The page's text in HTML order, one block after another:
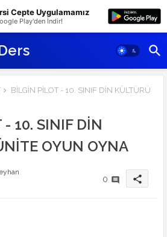
BİLGİN PİLOT - 10. SINIF DİN KÜLTÜRÜ
10. SINIF DİN
OYUN OYNA
0 share
Cepte Uygulamamız
Play'den İndir!